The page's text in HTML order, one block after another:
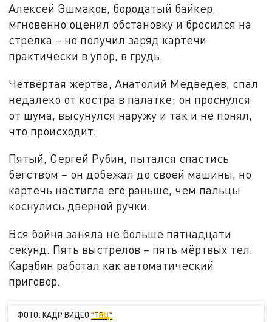
Алексей Эшмаков, бородатый байкер,
мгновенно оценил обстановку и бросился на
стрелка – но получил заряд картечи
практически в упор, в грудь.
Четвёртая жертва, Анатолий Медведев, спал
недалеко от костра в палатке; он проснулся
от шума, высунулся наружу и так и не понял,
что происходит.
Пятый, Сергей Рубин, пытался спастись
бегством – он добежал до своей машины, но
картечь настигла его раньше, чем пальцы
коснулись дверной ручки.
Вся бойня заняла не больше пятнадцати
секунд. Пять выстрелов – пять мёртвых тел.
Карабин работал как автоматический
приговор.
ФОТО: КАДР ВИДЕО"ТВЦ"